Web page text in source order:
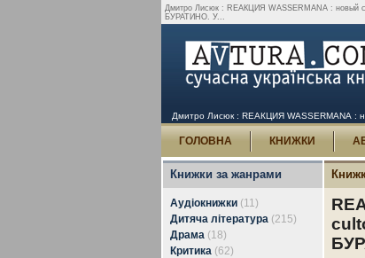
Дмитро Лисюк : RЕАКЦИЯ WАSSЕRМАNА : новый
БУРАТИНО. У...
Дмитро Лисюк : RЕАКЦИЯ WАSSЕRМАNА :
ГОЛОВНА КНИЖКИ
Книжки за жанрами
Аудіокнижки (11)
Дитяча література (215)
Драма (18)
Критика (62)